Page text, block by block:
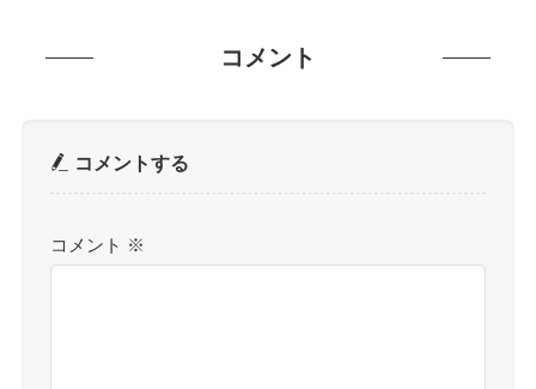
コメント
コメントする
コメント ※